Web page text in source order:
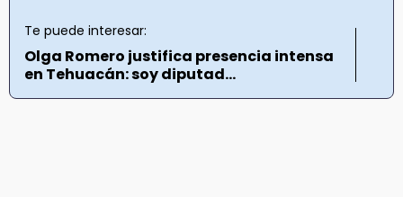
Te puede interesar:
Olga Romero justifica presencia intensa
en Tehuacán: soy diputad...